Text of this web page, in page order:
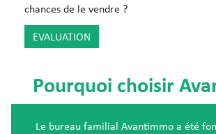
chances de le vendre ?
EVALUATION
Pourquoi choisir
Le bureau familial Avantimmo a été